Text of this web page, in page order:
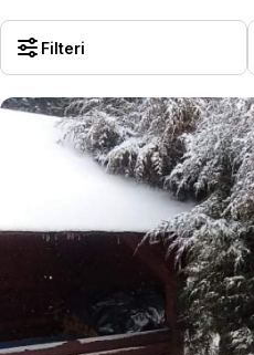
Filteri